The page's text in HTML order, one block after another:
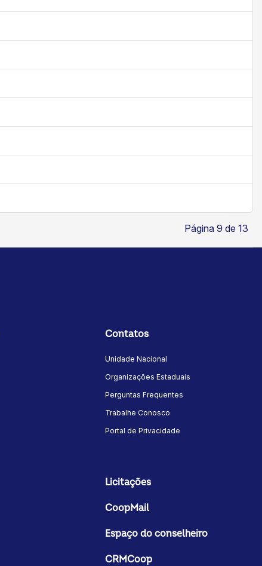
Página 9 de 13
Contatos
Unidade Nacional
Organizações Estaduais
Perguntas Frequentes
Trabalhe Conosco
Portal de Privacidade
Licitações
CoopMail
Espaço do conselheiro
CRMCoop